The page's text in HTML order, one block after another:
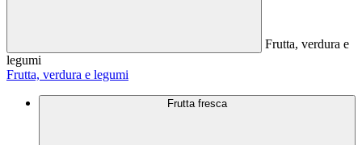
Frutta, verdura e
legumi
Frutta, verdura e legumi
Frutta fresca